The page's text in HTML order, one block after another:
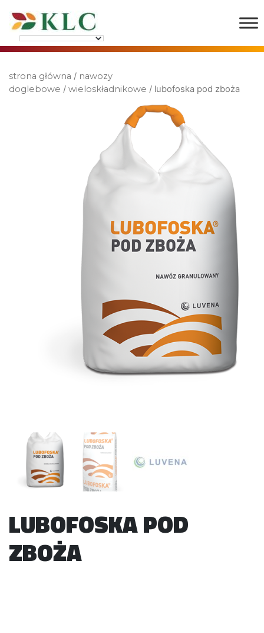
strona główna / nawozy
doglebowe / wieloskładnikowe / lubofoska pod zboża
LUBOFOSKA POD
ZBOŻA